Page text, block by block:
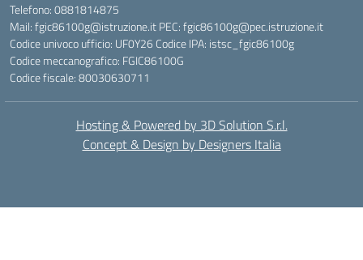
Telefono: 0881814875
Mail: fgic86100g@istruzione.it PEC: fgic86100g@pec.istruzione.it
Codice univoco ufficio: UF0Y26 Codice IPA: istsc_fgic86100g
Codice meccanografico: FGIC86100G
Codice fiscale: 80030630711
Hosting & Powered by 3D Solution S.r.l.
Concept & Design by Designers Italia